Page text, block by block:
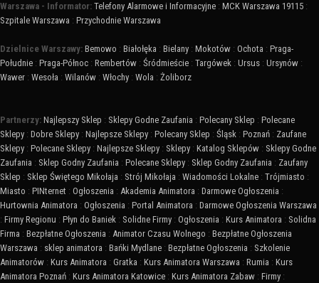
Warszawa - Informator: Telefony Alarmowe i Informacyjne : MCK Warszawa 19115 :
Szpitale Warszawa : Przychodnie Warszawa
Dzielnice Warszawy: Bemowo : Białołęka : Bielany : Mokotów : Ochota : Praga-
Południe : Praga-Północ : Rembertów : Śródmieście : Targówek : Ursus : Ursynów :
Wawer : Wesoła : Wilanów : Włochy : Wola : Żoliborz
Partnerzy: Najlepszy Sklep : Sklepy Godne Zaufania : Polecany Sklep : Polecane
Sklepy : Dobre Sklepy : Najlepsze Sklepy : Polecany Sklep : Śląsk : Poznań : Zaufane
Sklepy : Polecane Sklepy : Najlepsze Sklepy : Sklepy : Katalog Sklepów : Sklepy Godne
Zaufania : Sklep Godny Zaufania : Polecane Sklepy : Sklep Godny Zaufania : Zaufany
Sklep : Sklep Świętego Mikołaja : Strój Mikołaja : Wiadomości Lokalne : Trójmiasto :
Miasto : PINternet : Ogłoszenia : Akademia Animatora : Darmowe Ogłoszenia :
Hurtownia Animatora : Ogłoszenia : Portal Animatora : Darmowe Ogłoszenia Warszawa
: Firmy Regionu : Płyn do Baniek : Solidne Firmy : Ogłoszenia : Kurs Animatora : Solidna
Firma : Bezpłatne Ogłoszenia : Animator Czasu Wolnego : Bezpłatne Ogłoszenia
Warszawa : sklep animatora : Bańki Mydlane : Bezpłatne Ogłoszenia : Szkolenie
Animatorów : Kurs Animatora : Gratka : Kurs Animatora Warszawa : Rumia : Kurs
Animatora Poznań : Kurs Animatora Katowice : Kurs Animatora Zabaw : Firmy :